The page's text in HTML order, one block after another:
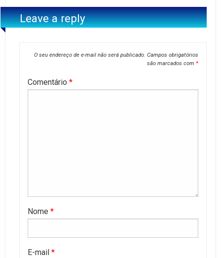
Leave a reply
O seu endereço de e-mail não será publicado. Campos obrigatórios
são marcados com *
Comentário *
Nome *
E-mail *